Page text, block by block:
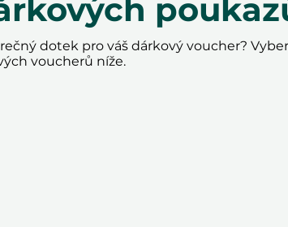
dotek pro váš dárkový voucher?
voucherů níže.